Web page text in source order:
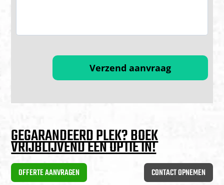
Verzend aanvraag
GEGARANDEERD PLEK? BOEK
VRIJBLIJVEND EEN OPTIE IN!
CONTACT OPNEMEN
OFFERTE AANVRAGEN